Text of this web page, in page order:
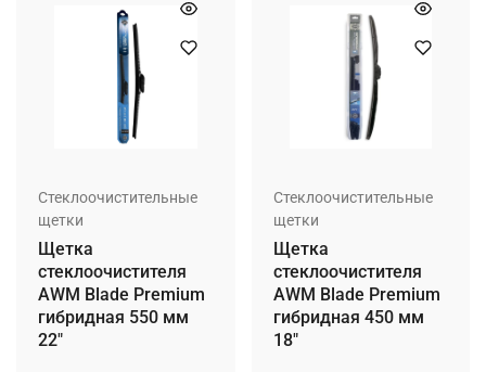
Стеклоочистительные
щетки
Щетка
стеклоочистителя
AWM Blade Premium
гибридная 550 мм
22″
Стеклоочистительные
щетки
Щетка
стеклоочистителя
AWM Blade Premium
гибридная 450 мм
18″